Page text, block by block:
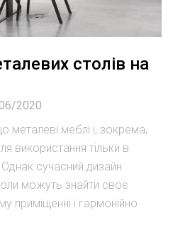
столів на
2020
меблі і, зокрема,
використання тільки в
сучасний дизайн
можуть знайти своє
приміщенні і гармонійно